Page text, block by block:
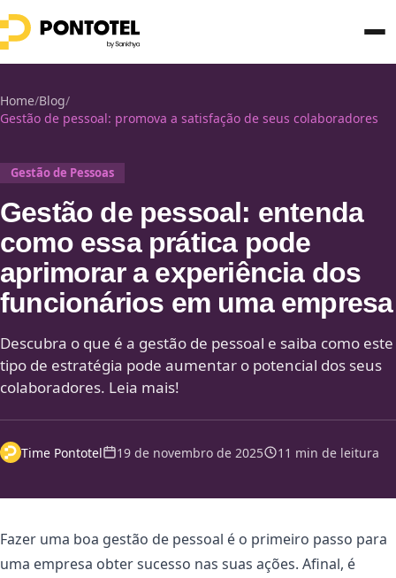
Home/Blog/
Gestão de pessoal: promova a satisfação de seus colaboradores
Gestão de Pessoas
Gestão de pessoal: entenda
como essa prática pode
aprimorar a experiência dos
funcionários em uma empresa
Descubra o que é a gestão de pessoal e saiba como este
tipo de estratégia pode aumentar o potencial dos seus
colaboradores. Leia mais!
Time Pontotel 19 de novembro de 2025 11 min de leitura
Fazer uma boa gestão de pessoal é o primeiro passo para
uma empresa obter sucesso nas suas ações. Afinal, é